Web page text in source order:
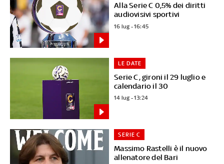
Alla Serie C 0,5% dei diritti
audiovisivi sportivi
16 lug - 16:45
Serie C, gironi il 29 luglio e
calendario il 30
LE DATE
14 lug - 13:24
Massimo Rastelli è il nuovo
allenatore del Bari
SERIE C